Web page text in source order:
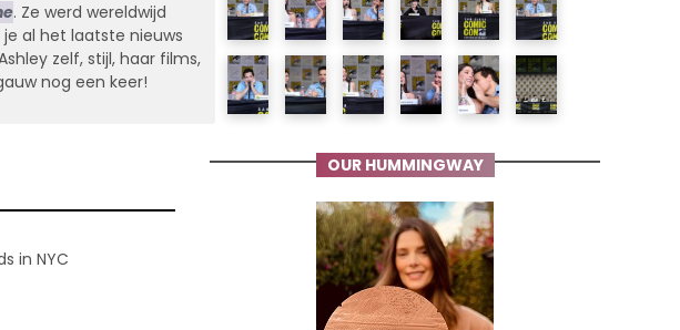
. Ze werd wereldwijd
al het laatste nieuws
zelf, stijl, haar films,
nog een keer!
OUR HUMMINGWAY
in NYC